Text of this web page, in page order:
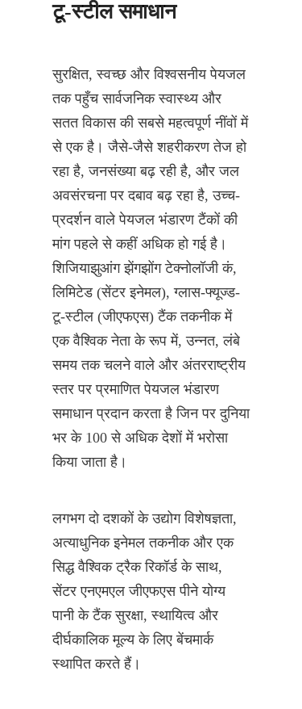
टू-स्टील समाधान
सुरक्षित, स्वच्छ और विश्वसनीय पेयजल
तक पहुँच सार्वजनिक स्वास्थ्य और
सतत विकास की सबसे महत्वपूर्ण नींवों में
से एक है। जैसे-जैसे शहरीकरण तेज हो
रहा है, जनसंख्या बढ़ रही है, और जल
अवसंरचना पर दबाव बढ़ रहा है, उच्च-
प्रदर्शन वाले पेयजल भंडारण टैंकों की
मांग पहले से कहीं अधिक हो गई है।
शिजियाझुआंग झेंगझोंग टेक्नोलॉजी कं,
लिमिटेड (सेंटर इनेमल), ग्लास-फ्यूज्ड-
टू-स्टील (जीएफएस) टैंक तकनीक में
एक वैश्विक नेता के रूप में, उन्नत, लंबे
समय तक चलने वाले और अंतरराष्ट्रीय
स्तर पर प्रमाणित पेयजल भंडारण
समाधान प्रदान करता है जिन पर दुनिया
भर के 100 से अधिक देशों में भरोसा
किया जाता है।
लगभग दो दशकों के उद्योग विशेषज्ञता,
अत्याधुनिक इनेमल तकनीक और एक
सिद्ध वैश्विक ट्रैक रिकॉर्ड के साथ,
सेंटर एनएमएल जीएफएस पीने योग्य
पानी के टैंक सुरक्षा, स्थायित्व और
दीर्घकालिक मूल्य के लिए बेंचमार्क
स्थापित करते हैं।